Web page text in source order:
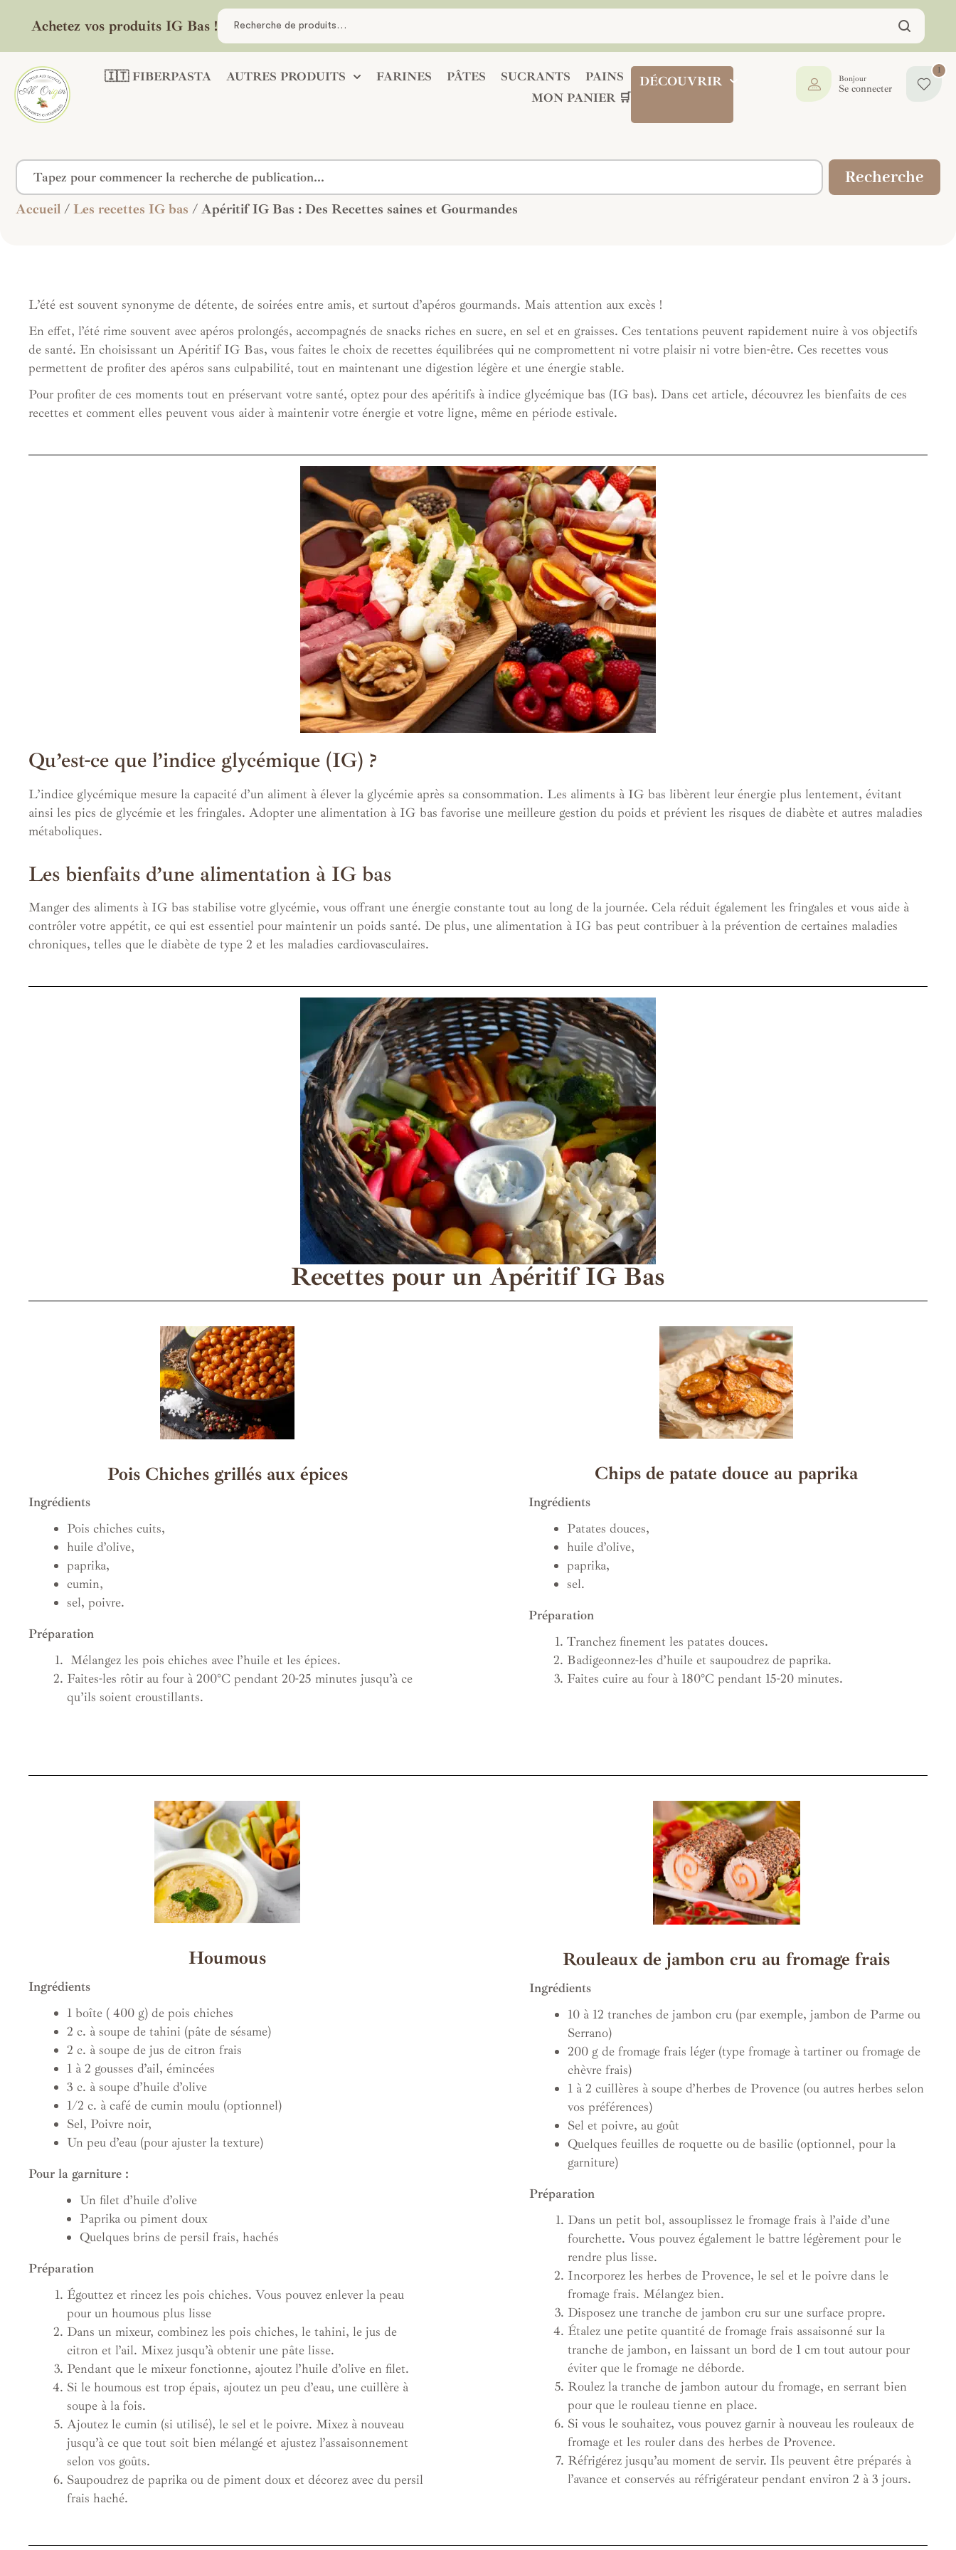
Achetez vos produits IG Bas !
🇮🇹 FIBERPASTA AUTRES PRODUITS FARINES PÂTES SUCRANTS
PAINS
MON PANIER 🛒
DÉCOUVRIR
1
Bonjour
Se connecter
Recherche
Accueil / Les recettes IG bas / Apéritif IG Bas : Des Recettes saines et Gourmandes
L’été est souvent synonyme de détente, de soirées entre amis, et surtout d’apéros gourmands. Mais attention aux excès !
En effet, l’été rime souvent avec apéros prolongés, accompagnés de snacks riches en sucre, en sel et en graisses. Ces tentations peuvent rapidement nuire à vos objectifs
de santé. En choisissant un Apéritif IG Bas, vous faites le choix de recettes équilibrées qui ne compromettent ni votre plaisir ni votre bien-être. Ces recettes vous
permettent de profiter des apéros sans culpabilité, tout en maintenant une digestion légère et une énergie stable.
Pour profiter de ces moments tout en préservant votre santé, optez pour des apéritifs à indice glycémique bas (IG bas). Dans cet article, découvrez les bienfaits de ces
recettes et comment elles peuvent vous aider à maintenir votre énergie et votre ligne, même en période estivale.
Qu’est-ce que l’indice glycémique (IG) ?
L’indice glycémique mesure la capacité d’un aliment à élever la glycémie après sa consommation. Les aliments à IG bas libèrent leur énergie plus lentement, évitant
ainsi les pics de glycémie et les fringales. Adopter une alimentation à IG bas favorise une meilleure gestion du poids et prévient les risques de diabète et autres maladies
métaboliques.
Les bienfaits d’une alimentation à IG bas
Manger des aliments à IG bas stabilise votre glycémie, vous offrant une énergie constante tout au long de la journée. Cela réduit également les fringales et vous aide à
contrôler votre appétit, ce qui est essentiel pour maintenir un poids santé. De plus, une alimentation à IG bas peut contribuer à la prévention de certaines maladies
chroniques, telles que le diabète de type 2 et les maladies cardiovasculaires.
Recettes pour un Apéritif IG Bas
Pois Chiches grillés aux épices
Ingrédients
Pois chiches cuits,
huile d’olive,
paprika,
cumin,
sel, poivre.
Préparation
Mélangez les pois chiches avec l’huile et les épices.
Faites-les rôtir au four à 200°C pendant 20-25 minutes jusqu’à ce
qu’ils soient croustillants.
Chips de patate douce au paprika
Ingrédients
Patates douces,
huile d’olive,
paprika,
sel.
Préparation
Tranchez finement les patates douces.
Badigeonnez-les d’huile et saupoudrez de paprika.
Faites cuire au four à 180°C pendant 15-20 minutes.
Houmous
Ingrédients
1 boîte ( 400 g) de pois chiches
2 c. à soupe de tahini (pâte de sésame)
2 c. à soupe de jus de citron frais
1 à 2 gousses d’ail, émincées
3 c. à soupe d’huile d’olive
1/2 c. à café de cumin moulu (optionnel)
Sel, Poivre noir,
Un peu d’eau (pour ajuster la texture)
Pour la garniture :
Un filet d’huile d’olive
Paprika ou piment doux
Quelques brins de persil frais, hachés
Préparation
Égouttez et rincez les pois chiches. Vous pouvez enlever la peau
pour un houmous plus lisse
Dans un mixeur, combinez les pois chiches, le tahini, le jus de
citron et l’ail. Mixez jusqu’à obtenir une pâte lisse.
Pendant que le mixeur fonctionne, ajoutez l’huile d’olive en filet.
Si le houmous est trop épais, ajoutez un peu d’eau, une cuillère à
soupe à la fois.
Ajoutez le cumin (si utilisé), le sel et le poivre. Mixez à nouveau
jusqu’à ce que tout soit bien mélangé et ajustez l’assaisonnement
selon vos goûts.
Saupoudrez de paprika ou de piment doux et décorez avec du persil
frais haché.
Rouleaux de jambon cru au fromage frais
Ingrédients
10 à 12 tranches de jambon cru (par exemple, jambon de Parme ou
Serrano)
200 g de fromage frais léger (type fromage à tartiner ou fromage de
chèvre frais)
1 à 2 cuillères à soupe d’herbes de Provence (ou autres herbes selon
vos préférences)
Sel et poivre, au goût
Quelques feuilles de roquette ou de basilic (optionnel, pour la
garniture)
Préparation
Dans un petit bol, assouplissez le fromage frais à l’aide d’une
fourchette. Vous pouvez également le battre légèrement pour le
rendre plus lisse.
Incorporez les herbes de Provence, le sel et le poivre dans le
fromage frais. Mélangez bien.
Disposez une tranche de jambon cru sur une surface propre.
Étalez une petite quantité de fromage frais assaisonné sur la
tranche de jambon, en laissant un bord de 1 cm tout autour pour
éviter que le fromage ne déborde.
Roulez la tranche de jambon autour du fromage, en serrant bien
pour que le rouleau tienne en place.
Si vous le souhaitez, vous pouvez garnir à nouveau les rouleaux de
fromage et les rouler dans des herbes de Provence.
Réfrigérez jusqu’au moment de servir. Ils peuvent être préparés à
l’avance et conservés au réfrigérateur pendant environ 2 à 3 jours.